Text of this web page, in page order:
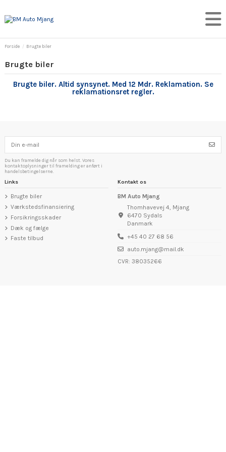
Forside Brugte biler
Brugte biler
Brugte biler. Altid synsynet. Med 12 Mdr. Reklamation. Se
reklamationsret regler.
Du kan framelde dig når som helst. Vores
kontaktoplysninger til framelding er anført i
handelsbetingelserne.
Links
Brugte biler
Værkstedsfinansiering
Forsikringsskader
Dæk og fælge
Faste tilbud
Kontakt os
BM Auto Mjang
Thomhavevej 4, Mjang
6470 Sydals
Danmark
+45 40 27 68 56
auto.mjang@mail.dk
CVR: 38035266